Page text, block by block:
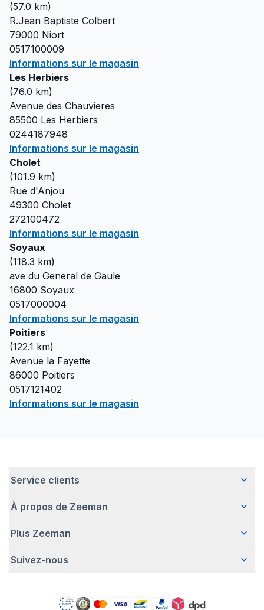
(57.0 km)
R.Jean Baptiste Colbert
79000 Niort
0517100009
Informations sur le magasin
Les Herbiers
(76.0 km)
Avenue des Chauvieres
85500 Les Herbiers
0244187948
Informations sur le magasin
Cholet
(101.9 km)
Rue d'Anjou
49300 Cholet
272100472
Informations sur le magasin
Soyaux
(118.3 km)
ave du General de Gaule
16800 Soyaux
0517000004
Informations sur le magasin
Poitiers
(122.1 km)
Avenue la Fayette
86000 Poitiers
0517121402
Informations sur le magasin
Service clients
Questions fréquentes
Livraison
Retour d'articles
À propos de Zeeman
Qui sommes-nous ?
Une entreprise responsable
Rapport annuel RSE
Plus Zeeman
Avertissement de sécurité
Nos campagnes
Suivez-nous